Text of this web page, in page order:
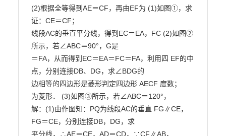
(2)根据全等得到AE＝CF，再由EF为 (1)如图①，求
证：CE＝CF；
线段AC的垂直平分线，得到EC＝EA，FC (2)如图②
所示，若∠ABC＝90°，G是
＝FA，从而得到EC＝EA＝FC＝FA，利用四 EF的中
点，分别连接DB、DG，求∠BDG的
边相等的四边形是菱形判定四边形 AECF 度数；
为菱形． (3)如图③所示，若∠ABC＝120°，
解：(1)由作图知：PQ为线段AC的垂直 FG∥CE，
FG＝CE，分别连接DB，DG，求
平分线，∴AE＝CE，AD＝CD，∵CF∥AB，